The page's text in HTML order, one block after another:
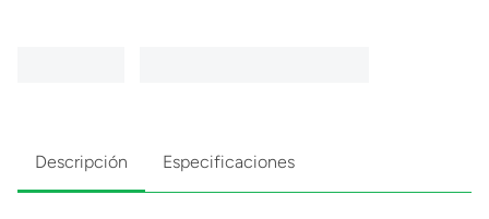
Descripción Especificaciones